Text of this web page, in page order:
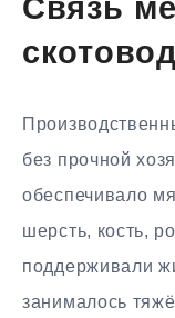
Связь
без прочной
обеспечивало
шерсть, кость,
поддерживали
занималось